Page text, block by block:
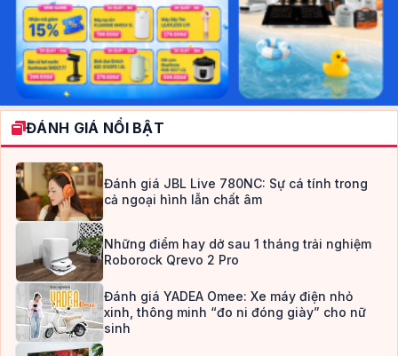
ĐÁNH GIÁ NỔI BẬT
Đánh giá JBL Live 780NC: Sự cá tính trong
cả ngoại hình lẫn chất âm
Những điểm hay dở sau 1 tháng trải nghiệm
Roborock Qrevo 2 Pro
Đánh giá YADEA Omee: Xe máy điện nhỏ
xinh, thông minh “đo ni đóng giày” cho nữ
sinh